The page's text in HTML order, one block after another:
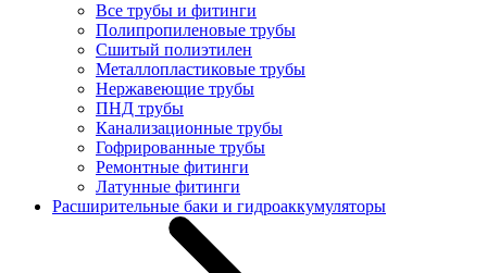
Все трубы и фитинги
Полипропиленовые трубы
Сшитый полиэтилен
Металлопластиковые трубы
Нержавеющие трубы
ПНД трубы
Канализационные трубы
Гофрированные трубы
Ремонтные фитинги
Латунные фитинги
Расширительные баки и гидроаккумуляторы